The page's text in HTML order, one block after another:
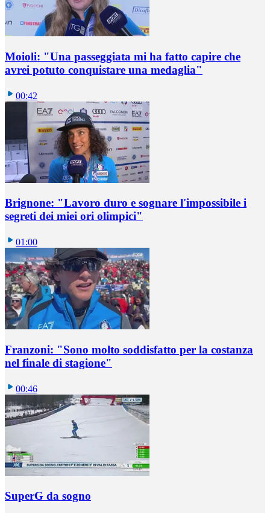
Moioli: "Una passeggiata mi ha fatto capire che
avrei potuto conquistare una medaglia"
00:42
Brignone: "Lavoro duro e sognare l'impossibile i
segreti dei miei ori olimpici"
01:00
Franzoni: "Sono molto soddisfatto per la costanza
nel finale di stagione"
00:46
SuperG da sogno